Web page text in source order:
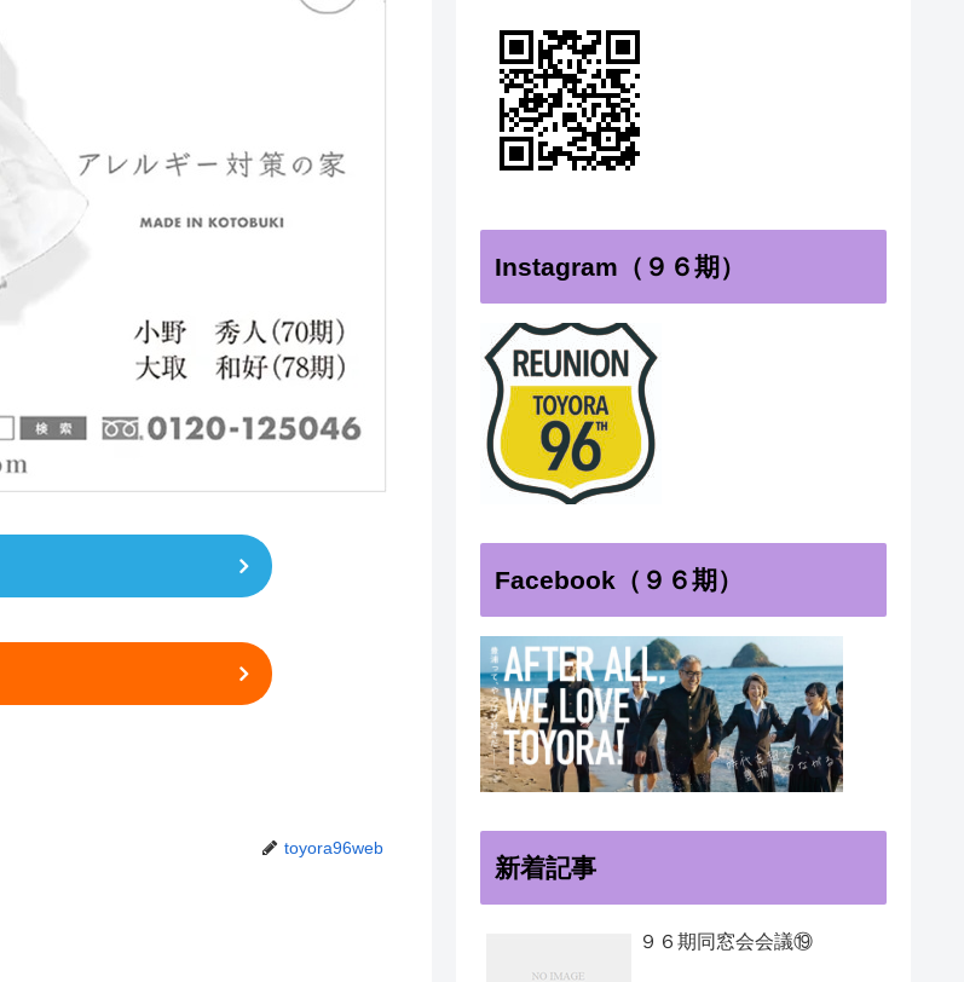
toyora96web
Instagram（９６期）
Facebook（９６期）
新着記事
９６期同窓会会議⑲